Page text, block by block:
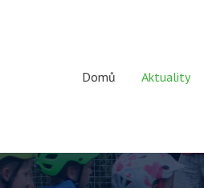
Domů Aktuality